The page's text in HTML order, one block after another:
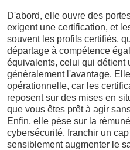
D'abord, elle ouvre des
exigent une certification, et
souvent les profils certifiés,
départage à compétence
équivalents, celui qui détient
généralement l'avantage.
opérationnelle, car les
reposent sur des mises en
que vous êtes prêt à agir
Enfin, elle pèse sur la
cybersécurité, franchir un
sensiblement augmenter le